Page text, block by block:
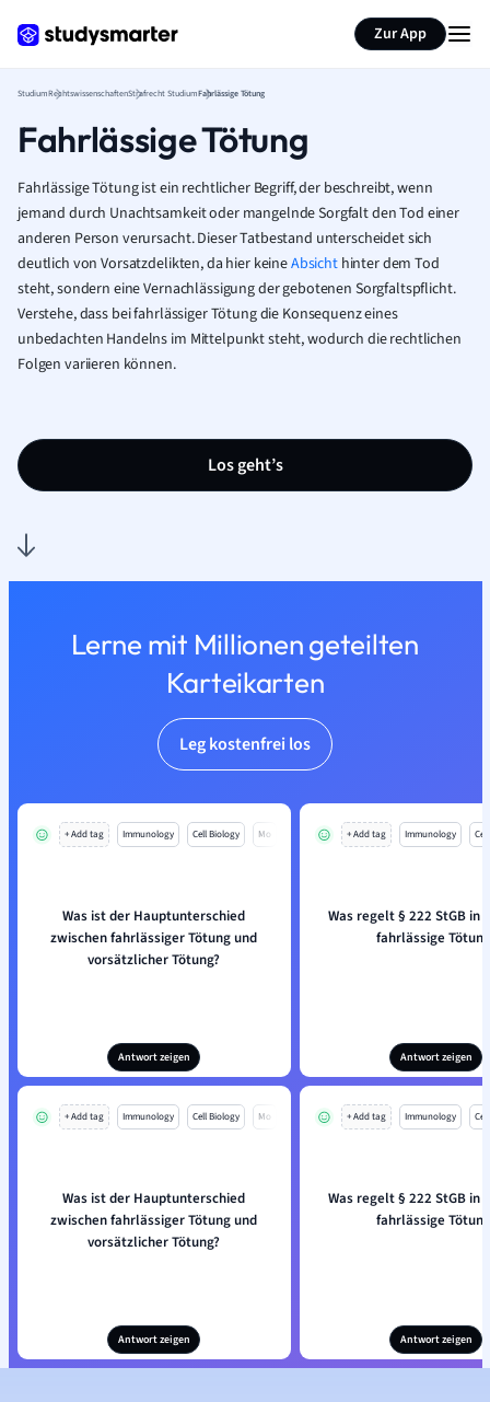
Zur App
StudiumRechtswissenschaftenStrafrecht StudiumFahrlässige Tötung
Fahrlässige Tötung
Fahrlässige Tötung ist ein rechtlicher Begriff, der beschreibt, wenn
jemand durch Unachtsamkeit oder mangelnde Sorgfalt den Tod einer
anderen Person verursacht. Dieser Tatbestand unterscheidet sich
deutlich von Vorsatzdelikten, da hier keineAbsichthinter dem Tod
steht, sondern eine Vernachlässigung der gebotenen Sorgfaltspflicht.
Verstehe, dass bei fahrlässiger Tötung die Konsequenz eines
unbedachten Handelns im Mittelpunkt steht, wodurch die rechtlichen
Folgen variieren können.
Los geht’s
Lerne mit Millionen geteilten
Karteikarten
Leg kostenfrei los
+ Add tag Immunology Cell Biology Mo
Was ist der Hauptunterschied
zwischen fahrlässiger Tötung und
vorsätzlicher Tötung?
Antwort zeigen
+ Add tag Immunology
Was regelt § 222 StGB in
fahrlässige
Antwort zeigen
+ Add tag Immunology Cell Biology Mo
Was ist der Hauptunterschied
zwischen fahrlässiger Tötung und
vorsätzlicher Tötung?
Antwort zeigen
+ Add tag Immunology
Was regelt § 222 StGB in
fahrlässige
Antwort zeigen